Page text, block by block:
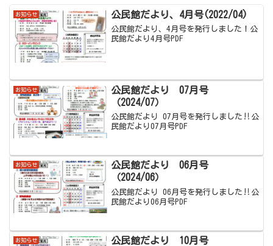
お知らせ 公民館だより、4月号(2022/04)
公民館だより、4月号を発行しました！公
民館だより4月号PDF
お知らせ
公民館だより 07月号
（2024/07）
公民館だより 07月号を発行しました‼公
民館だより07月号PDF
お知らせ
公民館だより 06月号
（2024/06）
公民館だより 06月号を発行しました‼公
民館だより06月号PDF
お知らせ
公民館だより 10月号